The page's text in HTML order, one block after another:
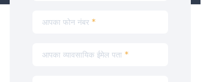
आपका फोन नंबर *
आपका व्यावसायिक ईमेल पता *